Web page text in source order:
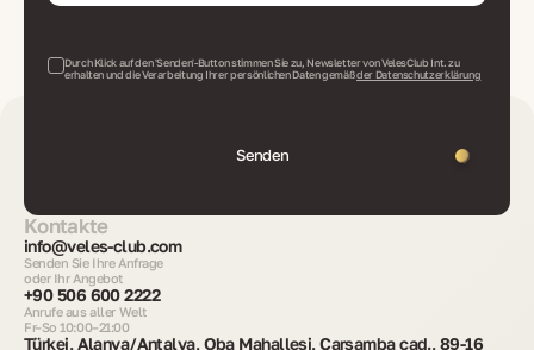
Durch Klick auf den 'Senden'-Button stimmen Sie zu, Newsletter von VelesClub Int. zu
erhalten und die Verarbeitung Ihrer persönlichen Daten gemäßder Datenschutzerklärung
Senden
Kontakte
info@veles-club.com
Senden Sie Ihre Anfrage
oder Ihr Angebot
+90 506 600 2222
Anrufe aus aller Welt
Fr–So 10:00–21:00
Türkei, Alanya/Antalya, Oba Mahallesi, Çarşamba cad., 89-16